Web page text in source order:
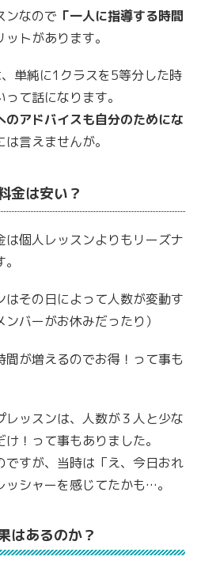
ンなので 「一人に指導する時間
トがあります。
単純に1クラスを5等分した時
て話になります。
のアドバイスも自分のためにな
言えませんが。
金は安い？
個人レッスンよりもリーズナ
はその日によって人数が変動す
バーがお休みだったり）
が増えるのでお得！って事も
ッスンは、人数が３人と少な
！って事もありました。
すが、当時は「え、今日おれ
シャーを感じてたかも…。
はあるのか？